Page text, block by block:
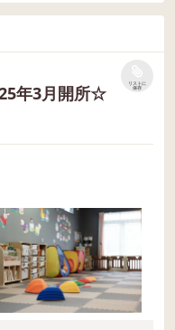
年3月開所☆
リストに
保存